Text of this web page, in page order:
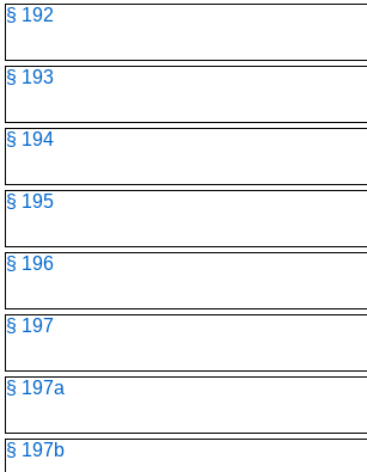
§ 192
§ 193
§ 194
§ 195
§ 196
§ 197
§ 197a
§ 197b